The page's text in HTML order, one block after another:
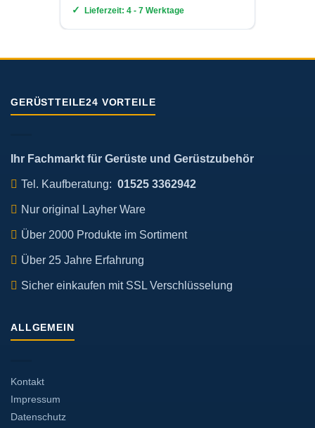
Lieferzeit: 4 - 7 Werktage
GERÜSTTEILE24 VORTEILE
Ihr Fachmarkt für Gerüste und Gerüstzubehör
Tel. Kaufberatung: 01525 3362942
Nur original Layher Ware
Über 2000 Produkte im Sortiment
Über 25 Jahre Erfahrung
Sicher einkaufen mit SSL Verschlüsselung
ALLGEMEIN
Kontakt
Impressum
Datenschutz